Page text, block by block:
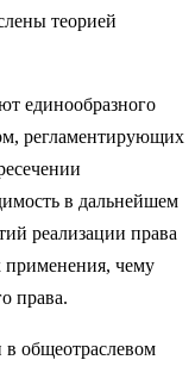
теорией
единообразного
регламентирующих
в дальнейшем
реализации права
применения, чему
права.
в общеотраслевом